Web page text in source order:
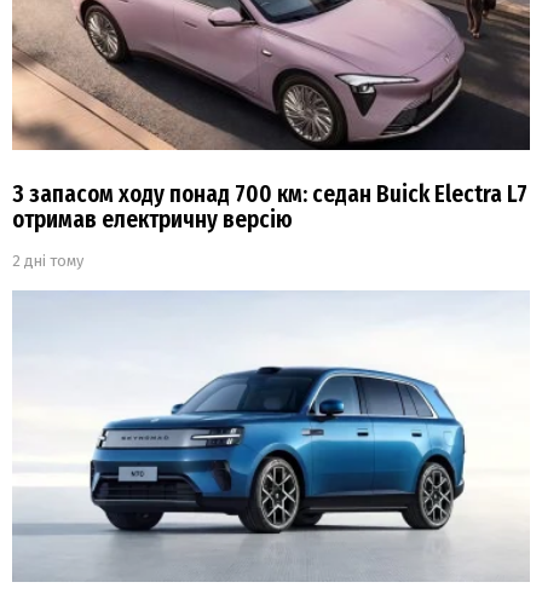
З запасом ходу понад 700 км: седан Buick Electra L7
отримав електричну версію
2 дні тому